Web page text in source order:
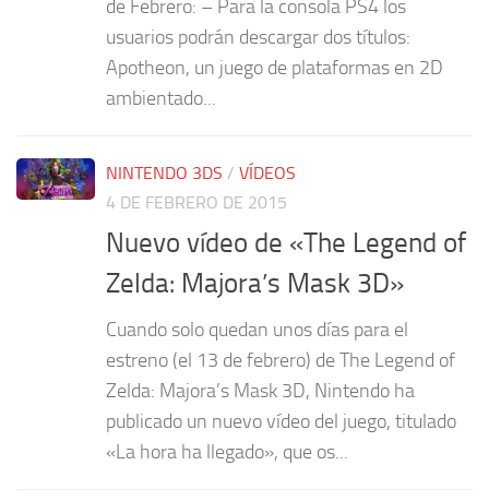
de Febrero: – Para la consola PS4 los
usuarios podrán descargar dos títulos:
Apotheon, un juego de plataformas en 2D
ambientado...
NINTENDO 3DS / VÍDEOS
4 DE FEBRERO DE 2015
Nuevo vídeo de «The Legend of
Zelda: Majora’s Mask 3D»
Cuando solo quedan unos días para el
estreno (el 13 de febrero) de The Legend of
Zelda: Majora’s Mask 3D, Nintendo ha
publicado un nuevo vídeo del juego, titulado
«La hora ha llegado», que os...